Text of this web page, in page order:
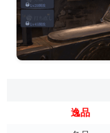
逸品